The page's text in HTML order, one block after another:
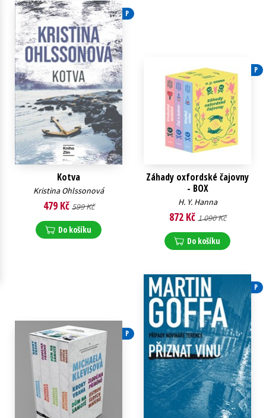
Young adult (SK)
Zahraniční literatura
Všechny tituly
P
Kotva
Kristina Ohlssonová
479 Kč 599 Kč
Do košíku
P
Záhady oxfordské čajovny
- BOX
H. Y. Hanna
872 Kč 1 090 Kč
Do košíku
P
P